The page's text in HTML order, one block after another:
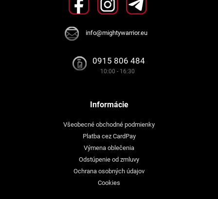
info@mightywarrior.eu
0915 806 484
10:00 - 16:30
Informácie
Všeobecné obchodné podmienky
Platba cez CardPay
Výmena oblečenia
Odstúpenie od zmluvy
Ochrana osobných údajov
Cookies